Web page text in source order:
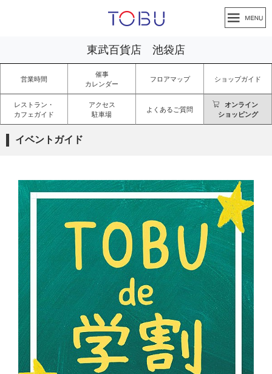
東武百貨店 池袋店
営業時間
催事
カレンダー
フロアマップ ショップガイド
レストラン・
カフェガイド
アクセス
駐車場
よくあるご質問
オンライン
ショッピング
イベントガイド